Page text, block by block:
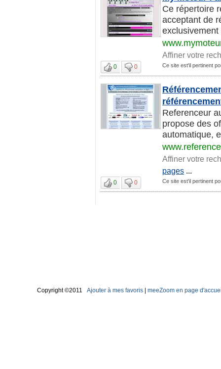
Ce répertoire
acceptant de
Affiner votre
0 0 Ce site est'il pertinent
Referenceur
propose des
automatique,
Affiner votre
pages ...
0 0 Ce site est'il pertinent
Copyright ©2011 Ajouter à mes favoris meeZoom en page